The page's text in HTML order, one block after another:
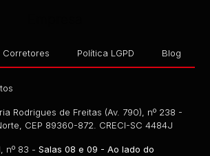
Corretores Política LGPD Blog
Rodrigues de Freitas (Av. 790), nº 238 -
CEP 89360-872. CRECI-SC 4484J
nº 83 - Salas 08 e 09 - Ao lado do